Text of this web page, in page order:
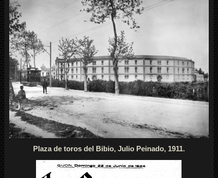
Plaza de toros del Bibio, Julio Peinado, 1911.